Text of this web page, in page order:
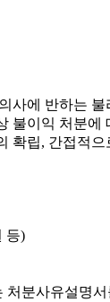
사에 반하는
불이익 처분에
확립, 간접적으
등)
분사유설명